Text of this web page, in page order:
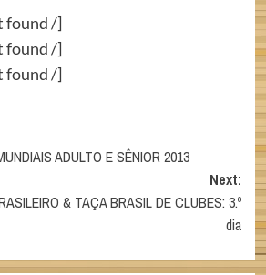
found /]
found /]
found /]
ADULTO E SÊNIOR 2013
Next:
& TAÇA BRASIL DE CLUBES: 3.º
dia